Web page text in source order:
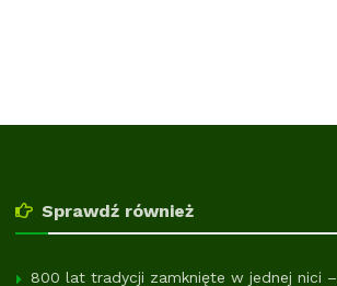
Sprawdź również
800 lat tradycji zamknięte w jednej nici –